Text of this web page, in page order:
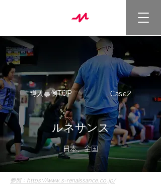
導入事例TOP Case2
​ルネサンス
⽇本、全国
参照：https://www.s-renaissance.co.jp/